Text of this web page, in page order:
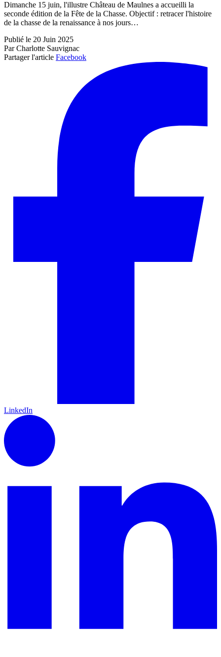
Dimanche 15 juin, l'illustre Château de Maulnes a accueilli la
seconde édition de la Fête de la Chasse. Objectif : retracer l'histoire
de la chasse de la renaissance à nos jours…
Publié le 20 Juin 2025
Par Charlotte Sauvignac
Partager l'article Facebook
LinkedIn